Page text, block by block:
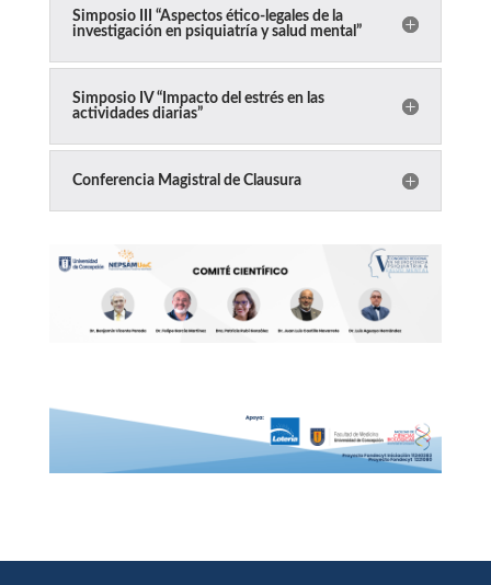
Simposio III “Aspectos ético-legales de la
investigación en psiquiatría y salud mental”
Simposio IV “Impacto del estrés en las
actividades diarias”
Conferencia Magistral de Clausura